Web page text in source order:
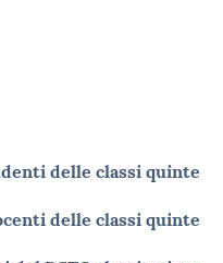
delle classi quinte
delle classi quinte